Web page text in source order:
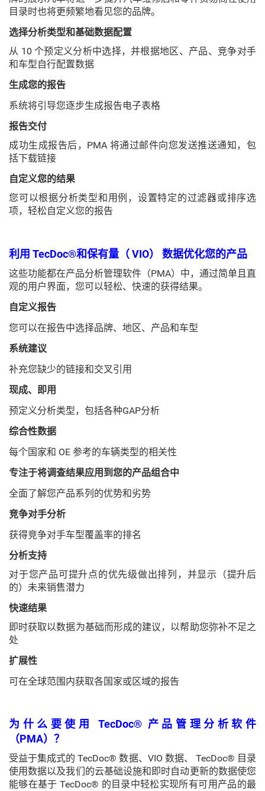
目录时也将更频繁地看见您的品牌。
选择分析类型和基础数据配置
从 10 个预定义分析中选择，并根据地区、产品、竞争对手
和车型自行配置数据
生成您的报告
系统将引导您逐步生成报告电子表格
报告交付
成功生成报告后，PMA 将通过邮件向您发送推送通知，包
括下载链接
自定义您的结果
您可以根据分析类型和用例，设置特定的过滤器或排序选
项，轻松自定义您的报告
利用 TecDoc®和保有量（ VIO） 数据优化您的产品
这些功能都在产品分析管理软件（PMA）中，通过简单且直
观的用户界面，您可以轻松、快速的获得结果。
自定义报告
您可以在报告中选择品牌、地区、产品和车型
系统建议
补充您缺少的链接和交叉引用
现成、即用
预定义分析类型，包括各种GAP分析
综合性数据
每个国家和 OE 参考的车辆类型的相关性
专注于将调查结果应用到您的产品组合中
全面了解您产品系列的优势和劣势
竞争对手分析
获得竞争对手车型覆盖率的排名
分析支持
对于您产品可提升点的优先级做出排列，并显示（提升后
的）未来销售潜力
快速结果
即时获取以数据为基础而形成的建议，以帮助您弥补不足之
处
扩展性
可在全球范围内获取各国家或区域的报告
为什么要使用 TecDoc® 产品管理分析软件
（PMA）？
受益于集成式的 TecDoc® 数据、VIO 数据、 TecDoc® 目录
使用数据以及我们的云基础设施和即时自动更新的数据使您
能够在基于 TecDoc® 的目录中轻松实现所有可用产品的最